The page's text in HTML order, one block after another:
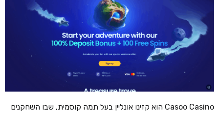
Casoo Casino הוא קזינו אונליין בעל תמה קוסמית, שבו השחקנים